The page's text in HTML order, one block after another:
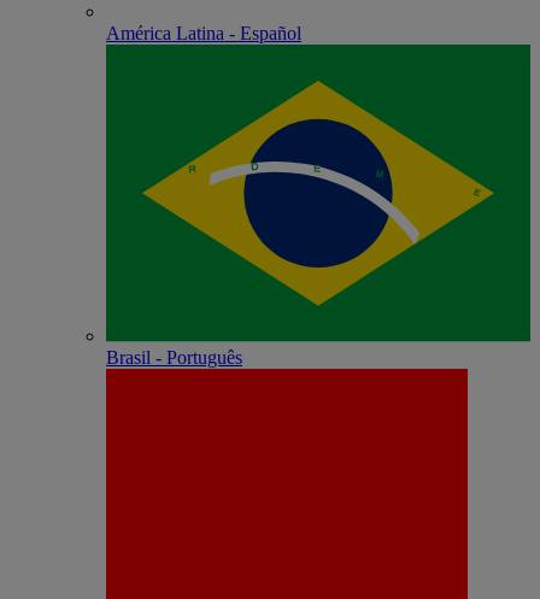
América Latina - Español
Brasil - Português